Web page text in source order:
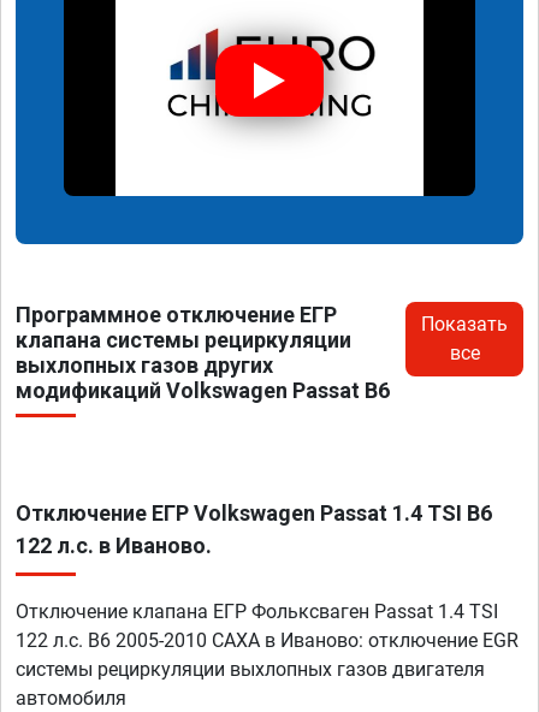
Программное отключение ЕГР
клапана системы рециркуляции
выхлопных газов других
модификаций Volkswagen Passat B6
Показать
все
Отключение ЕГР Volkswagen Passat 1.4 TSI B6
122 л.с. в Иваново.
Отключение клапана ЕГР Фольксваген Passat 1.4 TSI
122 л.с. B6 2005-2010 CAXA в Иваново: отключение EGR
системы рециркуляции выхлопных газов двигателя
автомобиля